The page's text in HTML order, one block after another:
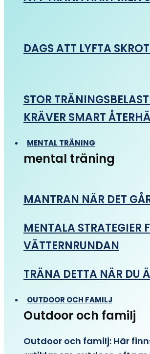
DAGS ATT LYFTA
STOR
KRÄVER SMART
MENTAL TRÄNING
mental träning
MANTRAN NÄR DET
MENTALA STRATEGIER
VÄTTERNRUNDAN
TRÄNA DETTA NÄR DU
OUTDOOR OCH FAMILJ
Outdoor och familj
Outdoor och familj: Här